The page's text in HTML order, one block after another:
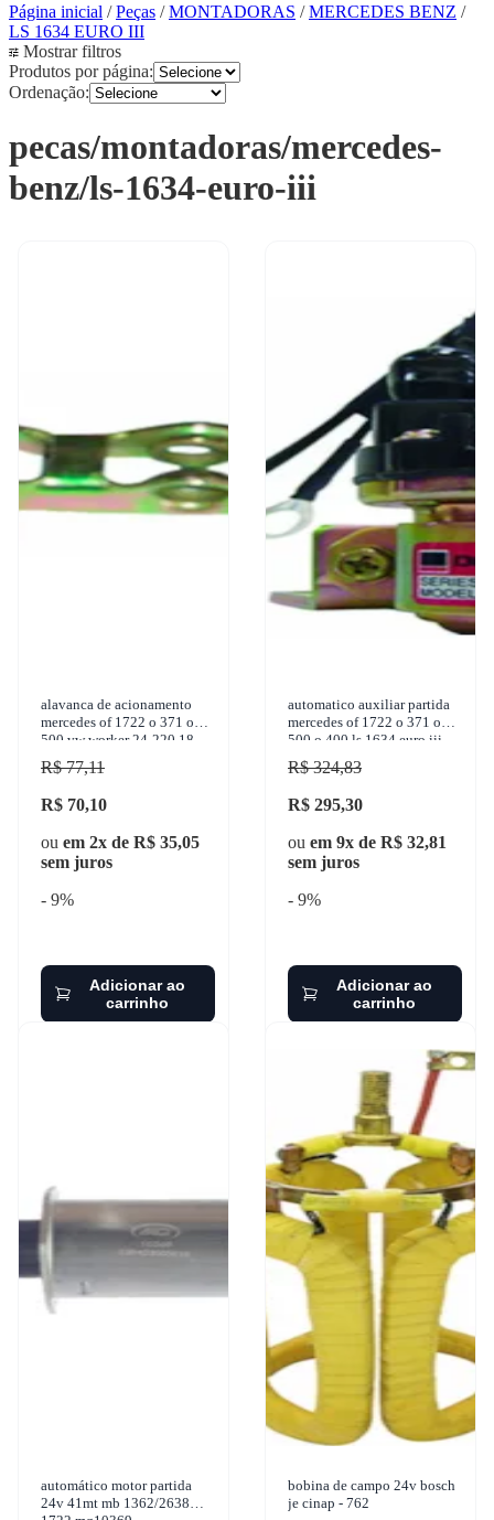
Página inicial /Peças /MONTADORAS /MERCEDES BENZ /
LS 1634 EURO III
Mostrar filtros
Produtos por página:
Ordenação:
pecas/montadoras/mercedes-
benz/ls-1634-euro-iii
alavanca de acionamento
mercedes of 1722 o 371 o
500 vw worker 24-220 18-
310 titan 1986-2021 delco
remy - 1
R$ 77,11
R$ 70,10
ou em 2x de R$ 35,05
sem juros
- 9%
Adicionar ao
carrinho
automatico auxiliar partida
mercedes of 1722 o 371 o
500 o 400 ls 1634 euro iii
1986-2008 delco remy -
10512505
R$ 324,83
R$ 295,30
ou em 9x de R$ 32,81
sem juros
- 9%
Adicionar ao
carrinho
automático motor partida
24v 41mt mb 1362/2638
bobina de campo 24v bosch
je cinap - 762